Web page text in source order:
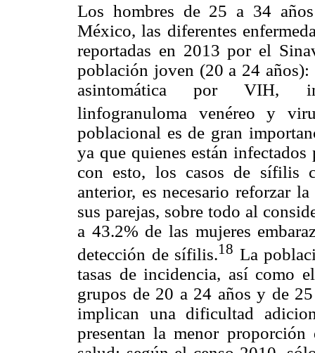
Los hombres de 25 a 34
México, las diferentes
reportadas en 2013 por el
población joven (20 a 24
asintomática por VIH,
linfogranuloma venéreo y
poblacional es de gran
ya que quienes están
con esto, los casos de sífilis
anterior, es necesario reforzar
sus parejas, sobre todo al
a 43.2% de las mujeres
detección de sífilis.18 La
tasas de incidencia, así como
grupos de 20 a 24 años y de
implican una dificultad
presentan la menor